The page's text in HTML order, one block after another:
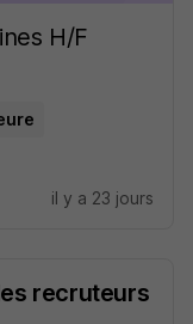
H/F
il y a 23 jours
recruteurs